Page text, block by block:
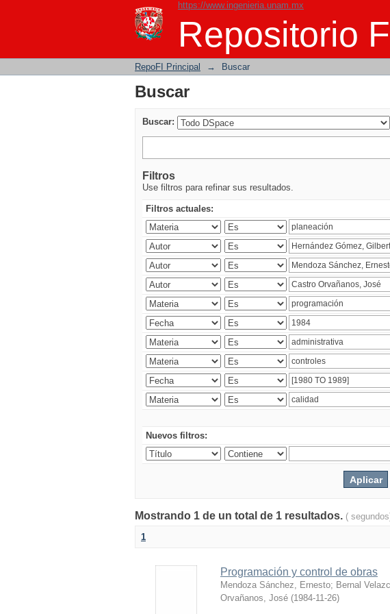
https://www.ingenieria.unam.mx
Repositorio
Buscar
RepoFI Principal → Buscar
Buscar
Buscar:
Filtros
Use filtros para refinar sus resultados.
Filtros actuales:
Nuevos filtros:
Mostrando 1 de un total de 1 resultados. (
1
Programación y control de obras
Mendoza Sánchez, Ernesto; Bernal
Orvañanos, José (1984-11-26)